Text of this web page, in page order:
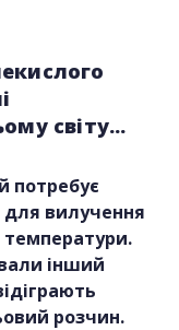
світу...
потребує
для вилучення
температури.
інший
розчин.